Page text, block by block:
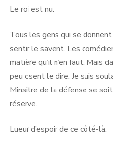
Le roi est nu.
Tous les gens qui se
sentir le savent. Les
matière qu’il n’en faut. Mais
peu osent le dire. Je suis
Minsitre de la défense se
réserve.
Lueur d’espoir de ce côté-là.